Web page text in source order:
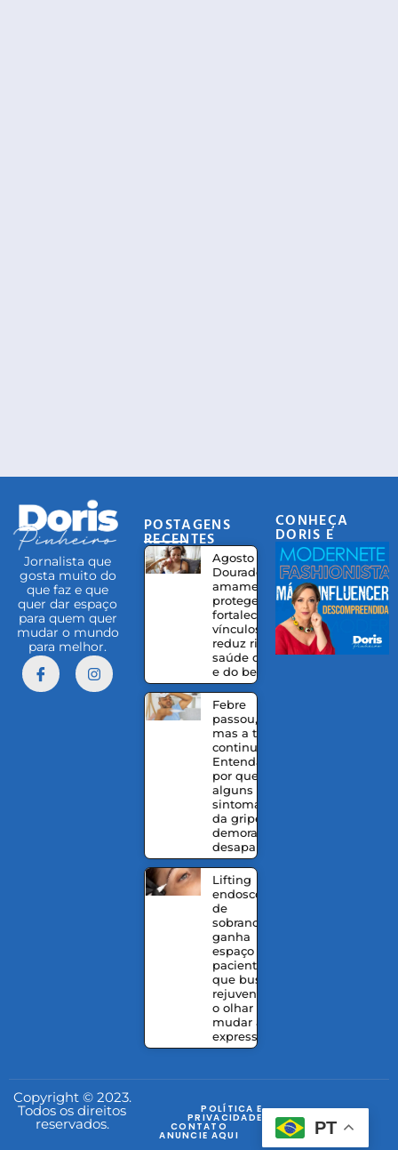
Jornalista que
gosta muito do
que faz e que
quer dar espaço
para quem quer
mudar o mundo
para melhor.
POSTAGENS
RECENTES
Agosto
Dourado:
amamentação
protege,
fortalece
vínculos e
reduz riscos à
saúde da mãe
e do bebê
Febre
passou,
mas a tosse
continua?
Entenda
por que
alguns
sintomas
da gripe
demoram a
desaparecer
Lifting
endoscópico
de
sobrancelhas
ganha
espaço entre
pacientes
que buscam
rejuvenescer
o olhar sem
mudar a
expressão
CONHEÇA
DORIS E
EQUIPE
Copyright © 2023.
Todos os direitos
reservados.
POLÍTICA E
PRIVACIDADE
CONTATO
ANUNCIE AQUI PT